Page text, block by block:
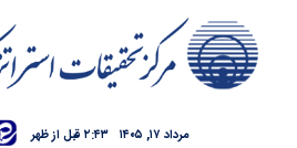
۲:۴۳ قبل از ظهر مرداد ۱۷, ۱۴۰۵